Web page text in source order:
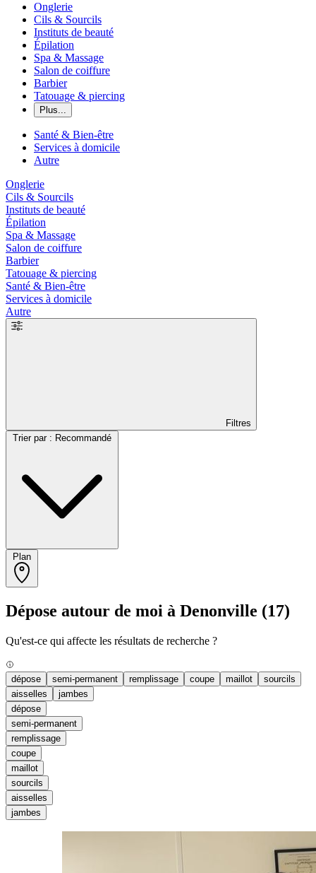
Onglerie
Cils & Sourcils
Instituts de beauté
Épilation
Spa & Massage
Salon de coiffure
Barbier
Tatouage & piercing
Plus...
Santé & Bien-être
Services à domicile
Autre
Onglerie
Cils & Sourcils
Instituts de beauté
Épilation
Spa & Massage
Salon de coiffure
Barbier
Tatouage & piercing
Santé & Bien-être
Services à domicile
Autre
Filtres
Dépose autour de moi à Denonville (17)
Qu'est-ce qui affecte les résultats de recherche ?
dépose semi-permanent remplissage coupe maillot
sourcils
aisselles
jambes
dépose
semi-permanent
remplissage
coupe
maillot
sourcils
aisselles
jambes